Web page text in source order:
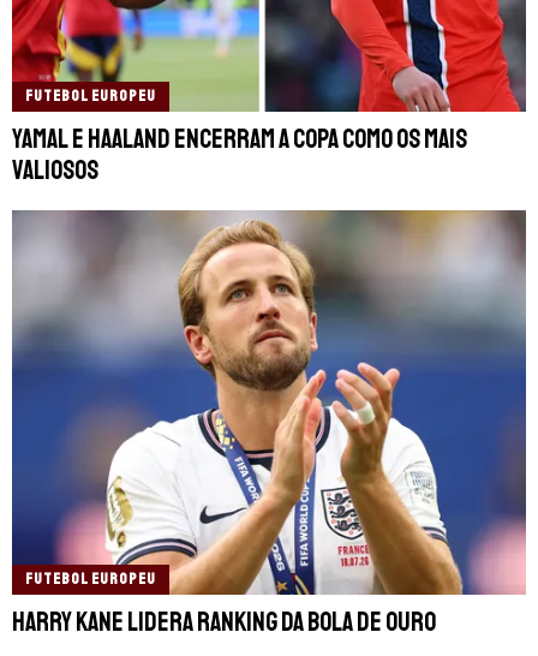
FUTEBOL EUROPEU
Yamal e Haaland encerram a Copa como os mais
valiosos
FUTEBOL EUROPEU
Harry Kane lidera ranking da Bola de Ouro